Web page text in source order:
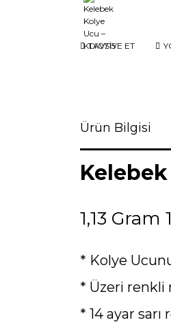
TAVSİYE ET
Ürün Bilgisi
1,13 Gram
* Kolye
* Üzeri renkli
* 14 ayar sarı